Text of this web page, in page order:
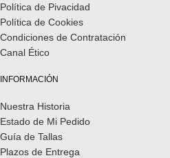
Política de Pivacidad
Política de Cookies
Condiciones de Contratación
Canal Ético
INFORMACIÓN
Nuestra Historia
Estado de Mi Pedido
Guía de Tallas
Plazos de Entrega